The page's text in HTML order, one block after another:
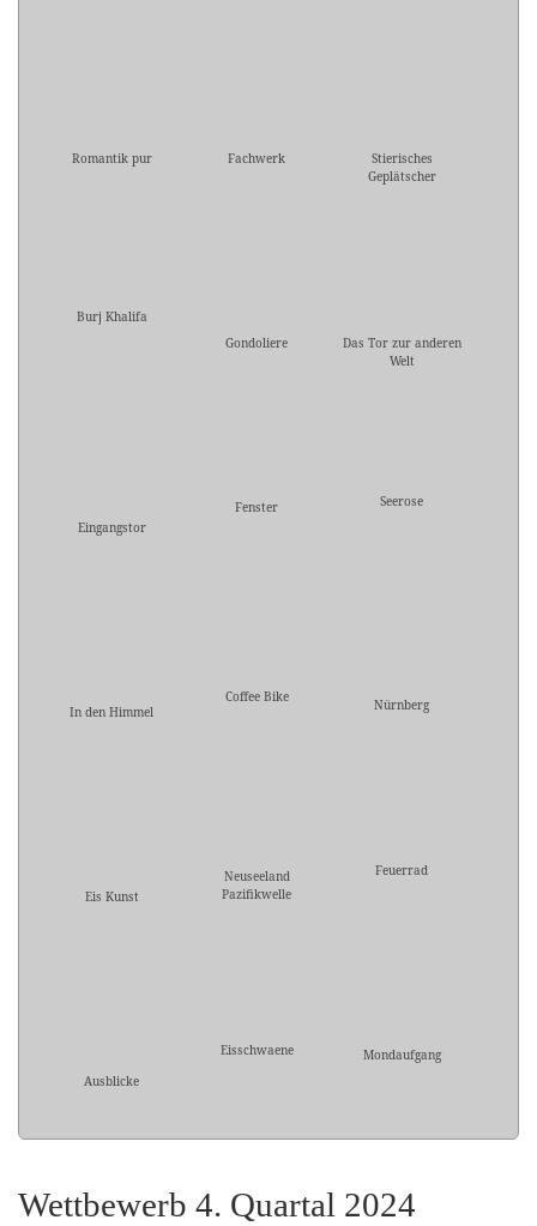
Romantik pur Fachwerk
Stierisches
Geplätscher
Burj Khalifa
Gondoliere
Das Tor zur anderen
Welt
Eingangstor
Fenster Seerose
In den Himmel
Coffee Bike Nürnberg
Eis Kunst
Neuseeland
Pazifikwelle
Feuerrad
Ausblicke
Eisschwaene Mondaufgang
Wettbewerb 4. Quartal 2024